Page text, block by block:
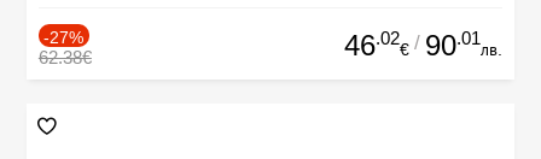
-27%
62.38€ 46.02
€ / 90.01
лв.